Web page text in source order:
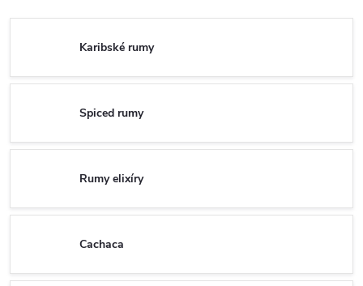
Karibské rumy
Spiced rumy
Rumy elixíry
Cachaca